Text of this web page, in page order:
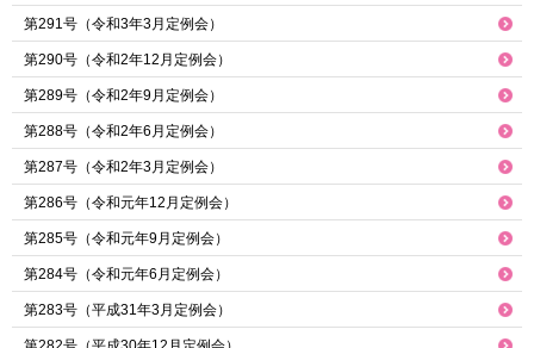
第291号（令和3年3月定例会）
第290号（令和2年12月定例会）
第289号（令和2年9月定例会）
第288号（令和2年6月定例会）
第287号（令和2年3月定例会）
第286号（令和元年12月定例会）
第285号（令和元年9月定例会）
第284号（令和元年6月定例会）
第283号（平成31年3月定例会）